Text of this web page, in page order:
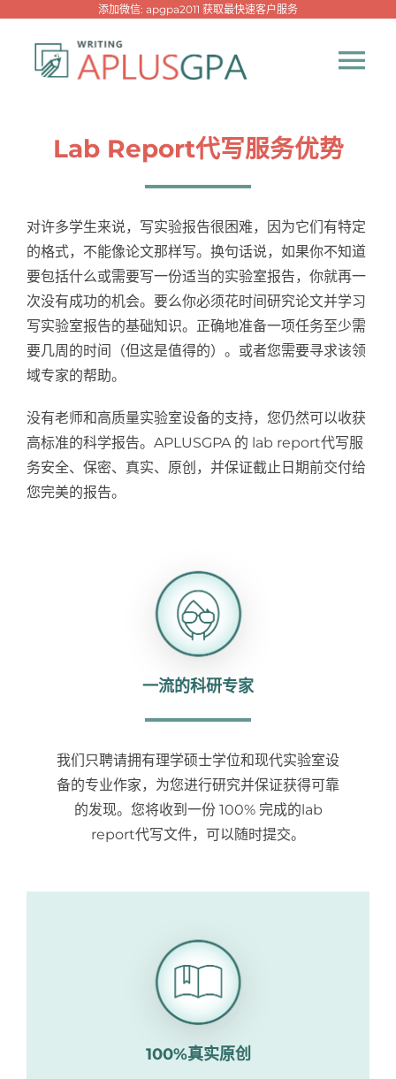
添加微信: apgpa2011 获取最快速客户服务
代考专家
网课专家
代写资讯
Samples Hot!
Lab Report代写服务优势
对许多学生来说，写实验报告很困难，因为它们有特定
的格式，不能像论文那样写。换句话说，如果你不知道
要包括什么或需要写一份适当的实验室报告，你就再一
次没有成功的机会。要么你必须花时间研究论文并学习
写实验室报告的基础知识。正确地准备一项任务至少需
要几周的时间（但这是值得的）。或者您需要寻求该领
域专家的帮助。
没有老师和高质量实验室设备的支持，您仍然可以收获
高标准的科学报告。APLUSGPA 的 lab report代写服
务安全、保密、真实、原创，并保证截止日期前交付给
您完美的报告。
一流的科研专家
我们只聘请拥有理学硕士学位和现代实验室设
备的专业作家，为您进行研究并保证获得可靠
的发现。您将收到一份 100% 完成的lab
report代写文件，可以随时提交。
100%真实原创